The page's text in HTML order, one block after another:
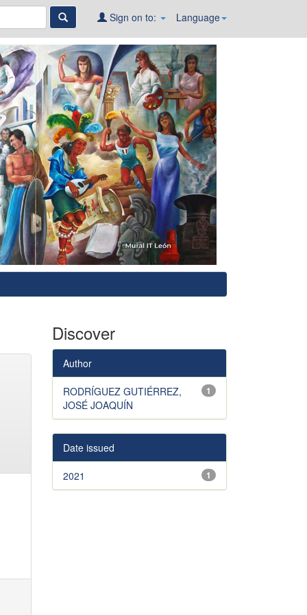
Language
Sign on to:
Discover
Author
1
RODRÍGUEZ GUTIÉRREZ,
JOSÉ JOAQUÍN
Date issued
1
2021